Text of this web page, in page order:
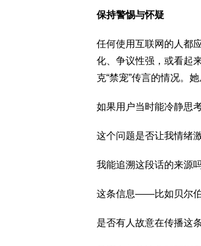
保持警惕与怀疑
任何使用互联网的人都
化、争议性强，或看起
克“禁宠”传言的情况。
如果用户当时能冷静思
这个问题是否让我情绪
我能追溯这段话的来源
这条信息——比如贝尔
是否有人故意在传播这